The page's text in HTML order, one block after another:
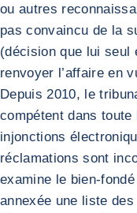
ou autres
pas convaincu de la
(décision que lui seul
renvoyer l’affaire en
Depuis 2010, le
compétent dans
injonctions
réclamations sont
examine le bien-
annexée une liste